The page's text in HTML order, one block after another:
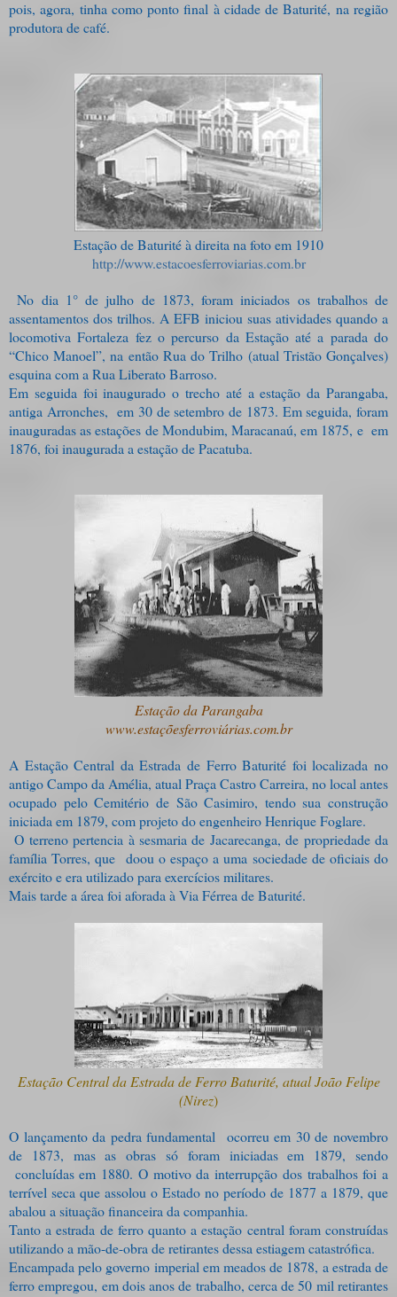
pois, agora, tinha como ponto final à cidade de Baturité, na região
produtora de café.
Estação de Baturité à direita na foto em 1910
http://www.estacoesferroviarias.com.br
No dia 1° de julho de 1873, foram iniciados os trabalhos de
assentamentos dos trilhos. A EFB iniciou suas atividades quando a
locomotiva Fortaleza fez o percurso da Estação até a parada do
“Chico Manoel”, na então Rua do Trilho (atual Tristão Gonçalves)
esquina com a Rua Liberato Barroso.
Em seguida foi inaugurado o trecho até a estação da Parangaba,
antiga Arronches, em 30 de setembro de 1873. Em seguida, foram
inauguradas as estações de Mondubim, Maracanaú, em 1875, e em
1876, foi inaugurada a estação de Pacatuba.
Estação da Parangaba
www.estaçõesferroviárias.com.br
A Estação Central da Estrada de Ferro Baturité foi localizada no
antigo Campo da Amélia, atual Praça Castro Carreira, no local antes
ocupado pelo Cemitério de São Casimiro, tendo sua construção
iniciada em 1879, com projeto do engenheiro Henrique Foglare.
O terreno pertencia à sesmaria de Jacarecanga, de propriedade da
família Torres, que doou o espaço a uma sociedade de oficiais do
exército e era utilizado para exercícios militares.
Mais tarde a área foi aforada à Via Férrea de Baturité.
Estação Central da Estrada de Ferro Baturité, atual João Felipe
(Nirez)
O lançamento da pedra fundamental ocorreu em 30 de novembro
de 1873, mas as obras só foram iniciadas em 1879, sendo
concluídas em 1880. O motivo da interrupção dos trabalhos foi a
terrível seca que assolou o Estado no período de 1877 a 1879, que
abalou a situação financeira da companhia.
Tanto a estrada de ferro quanto a estação central foram construídas
utilizando a mão-de-obra de retirantes dessa estiagem catastrófica.
Encampada pelo governo imperial em meados de 1878, a estrada de
ferro empregou, em dois anos de trabalho, cerca de 50 mil retirantes